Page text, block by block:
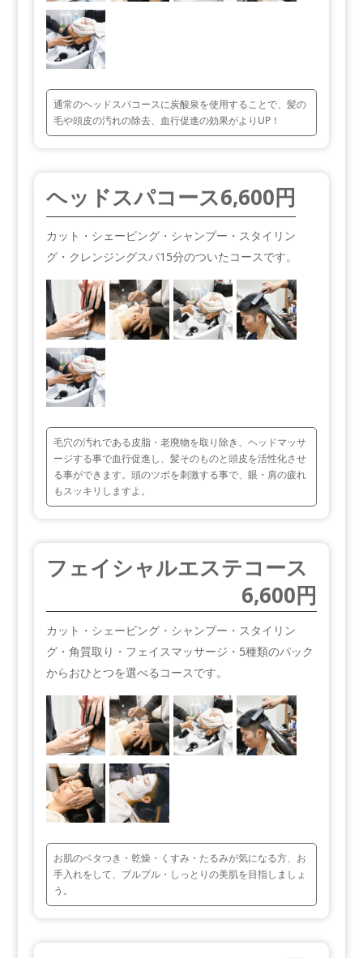
通常のヘッドスパコースに炭酸泉を使用することで、髪の
毛や頭皮の汚れの除去、血行促進の効果がよりUP！
ヘッドスパコース6,600円
カット・シェービング・シャンプー・スタイリン
グ・クレンジングスパ15分のついたコースです。
毛穴の汚れである皮脂・老廃物を取り除き、ヘッドマッサ
ージする事で血行促進し、髪そのものと頭皮を活性化させ
る事ができます。頭のツボを刺激する事で、眼・肩の疲れ
もスッキリしますよ。
フェイシャルエステコース
6,600円
カット・シェービング・シャンプー・スタイリン
グ・角質取り・フェイスマッサージ・5種類のパック
からおひとつを選べるコースです。
お肌のベタつき・乾燥・くすみ・たるみが気になる方、お
手入れをして、プルプル・しっとりの美肌を目指しましょ
う。